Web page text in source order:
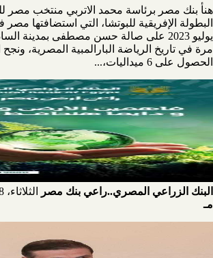
هنأ بنك مصر برئاسة محمد الاتربي منتخب مصر
يوليو 2023 على صالة حسن مصطفى بمدينة
مرة في تاريخ الرياضة البارالمبية المصرية،
الحصول على 6 ميداليات،...
البنك الزراعي المصري..راعي بنك مصر الثلاثاء، 18 يوليو 2023
مـ